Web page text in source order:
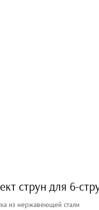
струн для 6-
из нержавеющей стали